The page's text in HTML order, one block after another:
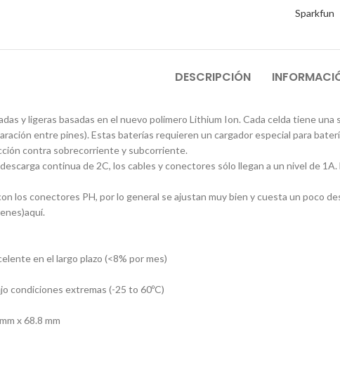
Sparkfun
DESCRIPCIÓN
y ligeras basadas en el nuevo polimero Lithium Ion. Cada celda tiene
entre pines). Estas baterías requieren un cargador especial para
contra sobrecorriente y subcorriente.
continua de 2C, los cables y conectores sólo llegan a un nivel de
los conectores PH, por lo general se ajustan muy bien y cuesta un poco
en el largo plazo (<8% por mes)
condiciones extremas (-25 to 60ºC)
x 68.8 mm